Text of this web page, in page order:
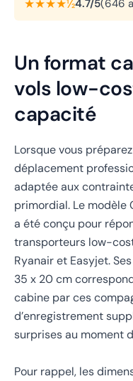
★★★★½4.7/5(646
Un format
vols low-
capacité
Lorsque vous
déplacement
adaptée aux
primordial. Le modèle
a été conçu pour
transporteurs low-
Ryanair et Easyjet.
35 x 20 cm
cabine par ces
d’enregistrement
surprises au moment
Pour rappel, les